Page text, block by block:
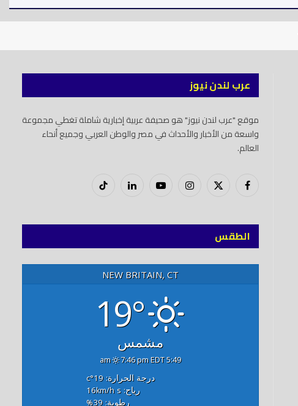
عرب لندن نيوز
موقع "عرب لندن نيوز" هو صحيفة عربية إخبارية شاملة تغطي مجموعة
واسعة من الأخبار والأحداث في مصر والوطن العربي وجميع أنحاء
العالم.
فيسبوك
X
إنستغرام يوتيوب لينكدود
تيك
الطقس
NEW BRITAIN, CT
19°
مشمس
5:49 am
7:46 pm EDT
درجة الحرارة: 19
°c
رياح: 16 km/h s
رطوبة: 39
%